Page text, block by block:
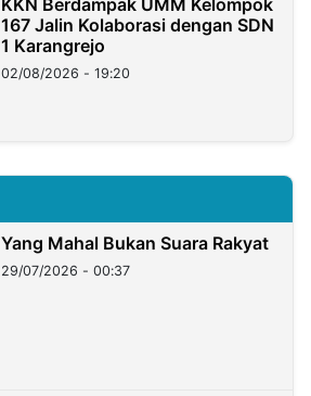
167 Jalin Kolaborasi dengan SDN
1 Karangrejo
02/08/2026 - 19:20
Yang Mahal Bukan Suara Rakyat
29/07/2026 - 00:37